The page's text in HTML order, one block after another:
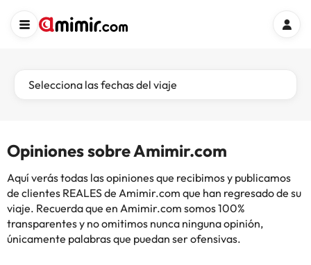
Selecciona las fechas del viaje
Opiniones sobre Amimir.com
Aquí verás todas las opiniones que recibimos y publicamos
de clientes REALES de Amimir.com que han regresado de su
viaje. Recuerda que en Amimir.com somos 100%
transparentes y no omitimos nunca ninguna opinión,
únicamente palabras que puedan ser ofensivas.